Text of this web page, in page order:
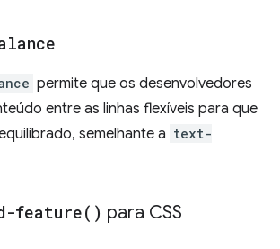
permite que os desenvolvedores
entre as linhas flexíveis para que
semelhante a text-
feature( ) para CSS